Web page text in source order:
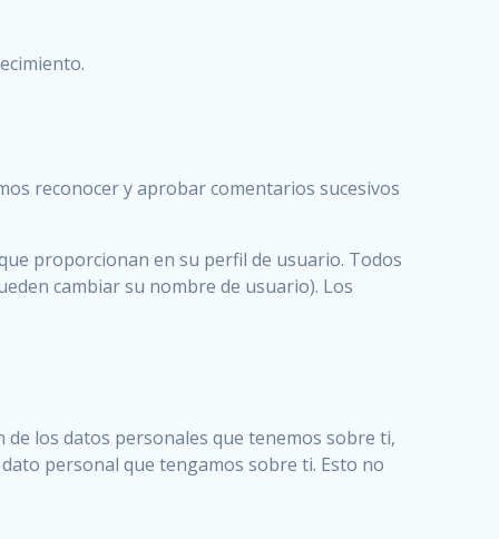
reconocer y aprobar comentarios sucesivos
proporcionan en su perfil de usuario. Todos
cambiar su nombre de usuario). Los
los datos personales que tenemos sobre ti,
personal que tengamos sobre ti. Esto no